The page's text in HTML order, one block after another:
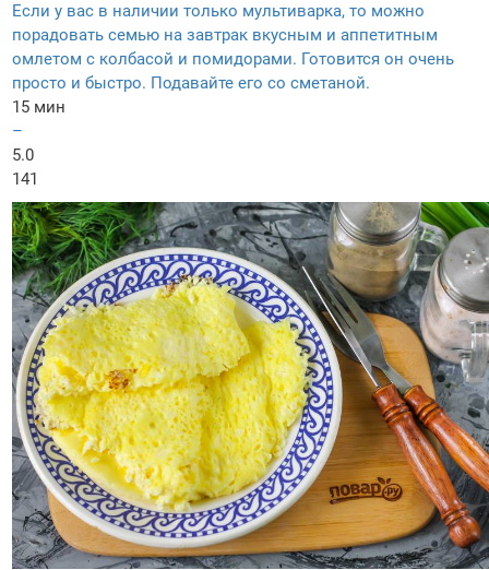
Если у вас в наличии только мультиварка, то можно
порадовать семью на завтрак вкусным и аппетитным
омлетом с колбасой и помидорами. Готовится он очень
просто и быстро. Подавайте его со сметаной.
15 мин
–
5.0
141